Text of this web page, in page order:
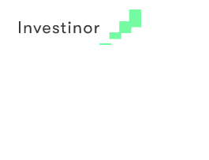
Investeringer
Portefølje